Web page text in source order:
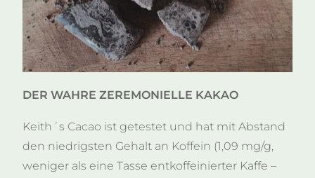
DER WAHRE ZEREMONIELLE KAKAO
Keith´s Cacao ist getestet und hat mit Abstand
den niedrigsten Gehalt an Koffein (1,09 mg/g,
weniger als eine Tasse entkoffeinierter Kaffe –